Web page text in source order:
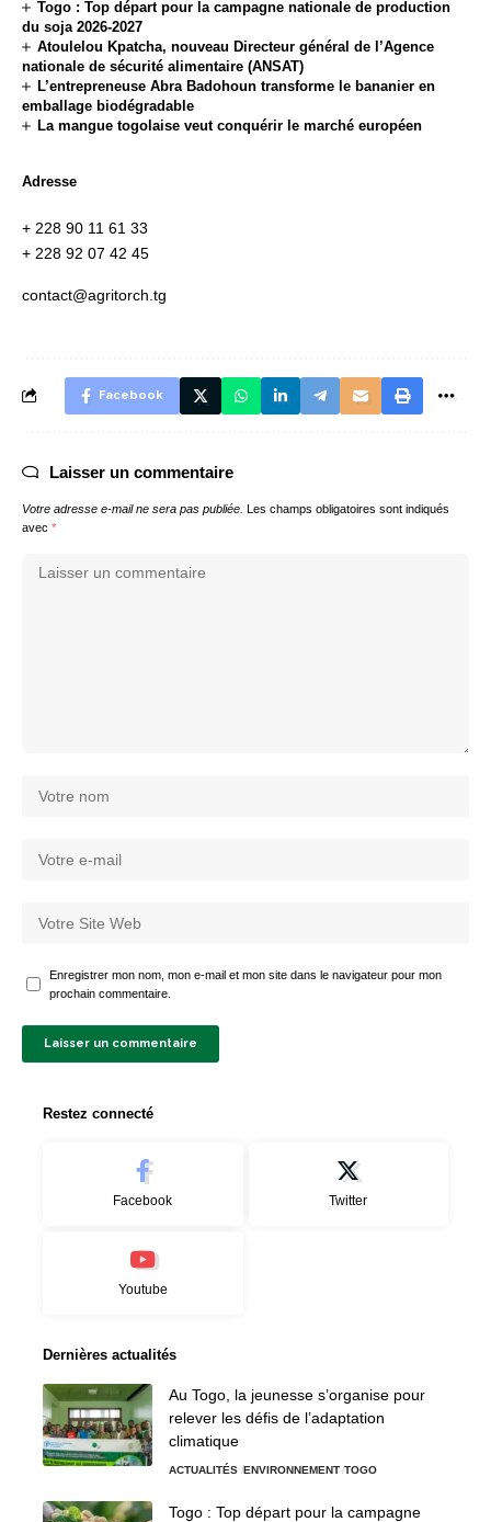
Togo : Top départ pour la campagne nationale de production
du soja 2026-2027
Atoulelou Kpatcha, nouveau Directeur général de l’Agence
nationale de sécurité alimentaire (ANSAT)
L’entrepreneuse Abra Badohoun transforme le bananier en
emballage biodégradable
La mangue togolaise veut conquérir le marché européen
Adresse
+ 228 90 11 61 33
+ 228 92 07 42 45
contact@agritorch.tg
Facebook
Laisser un commentaire
Votre adresse e-mail ne sera pas publiée. Les champs obligatoires sont indiqués
avec *
Enregistrer mon nom, mon e-mail et mon site dans le navigateur pour mon
prochain commentaire.
Restez connecté
Facebook Twitter
Youtube
Dernières actualités
Au Togo, la jeunesse s’organise pour
relever les défis de l’adaptation
climatique
ACTUALITÉS ENVIRONNEMENT TOGO
Togo : Top départ pour la campagne